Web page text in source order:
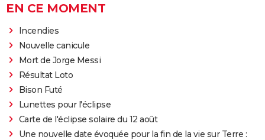
EN CE MOMENT
Incendies
Nouvelle canicule
Mort de Jorge Messi
Résultat Loto
Bison Futé
Lunettes pour l'éclipse
Carte de l'éclipse solaire du 12 août
Une nouvelle date évoquée pour la fin de la vie sur Terre :